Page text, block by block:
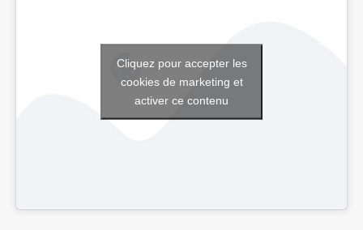
Cliquez pour accepter les
cookies de marketing et
activer ce contenu